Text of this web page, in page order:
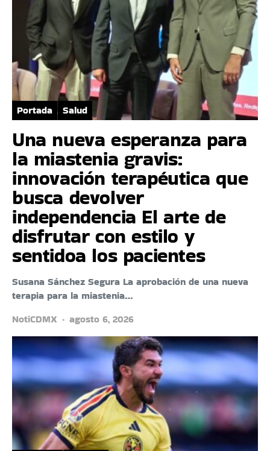
Portada Salud
Una nueva esperanza para
la miastenia gravis:
innovación terapéutica que
busca devolver
independencia El arte de
disfrutar con estilo y
sentidoa los pacientes
Susana Sánchez Segura La aprobación de una nueva
terapia para la miastenia…
NotiCDMX
agosto 6, 2026